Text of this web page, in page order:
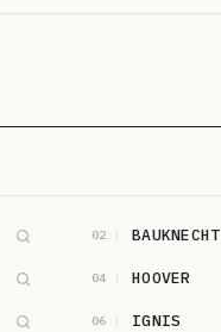
02 BAUKNECHT
04 HOOVER
06 IGNIS